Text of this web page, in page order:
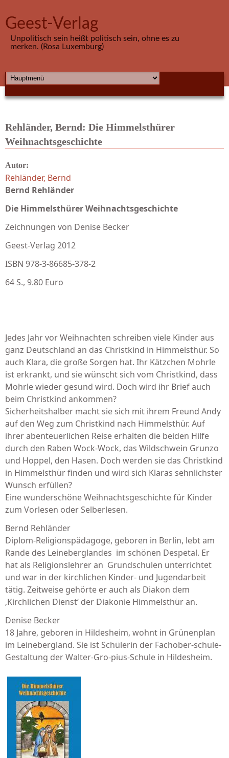
Geest-Verlag
Unpolitisch sein heißt politisch sein, ohne es zu
merken. (Rosa Luxemburg)
HAUPTMENÜ
Rehländer, Bernd: Die Himmelsthürer
Weihnachtsgeschichte
Autor:
Rehländer, Bernd
Bernd Rehländer
Die Himmelsthürer Weihnachtsgeschichte
Zeichnungen von Denise Becker
Geest-Verlag 2012
ISBN 978-3-86685-378-2
64 S., 9.80 Euro
Jedes Jahr vor Weihnachten schreiben viele Kinder aus
ganz Deutschland an das Christkind in Himmelsthür. So
auch Klara, die große Sorgen hat. Ihr Kätzchen Mohrle
ist erkrankt, und sie wünscht sich vom Christkind, dass
Mohrle wieder gesund wird. Doch wird ihr Brief auch
beim Christkind ankommen?
Sicherheitshalber macht sie sich mit ihrem Freund Andy
auf den Weg zum Christkind nach Himmelsthür. Auf
ihrer aben­teuerlichen Reise erhalten die beiden Hilfe
durch den Raben Wock-Wock, das Wildschwein Grunzo
und Hoppel, den Hasen. Doch werden sie das Christkind
in Himmelsthür finden und wird sich Klaras sehnlichster
Wunsch erfüllen?
Eine wunderschöne Weihnachtsgeschichte für Kinder
zum Vorlesen oder Selberlesen.
Bernd Rehländer
Diplom-Religionspädagoge, gebo­ren in Berlin, lebt am
Rande des Lei­neberglandes im schönen Despetal. Er
hat als Religionslehrer an Grund­schulen unterrichtet
und war in der kirchlichen Kinder- und Jugend­arbeit
tätig. Zeitweise gehörte er auch als Diakon dem
‚Kirchlichen Dienst‘ der Diakonie Himmelsthür an.
Denise Becker
18 Jahre, geboren in Hildesheim, wohnt in Grünenplan
im Leineberg­land. Sie ist Schülerin der Fachober-schule-
Gestaltung der Walter-Gro­­-pius-Schule in Hildesheim.